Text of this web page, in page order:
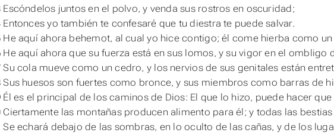
Escóndelos juntos en el polvo,y venda sus rostros en oscuridad;
Entonces yo también te confesaré que tu diestra te puede salvar.
He aquí ahora behemot, al cual yo hice contigo; él come hierba como un
He aquí ahora que su fuerza está en sus lomos, y su vigor en el ombligo
Su cola mueve como un cedro, y los nervios de sus genitales están
Sus huesos son fuertes como bronce, y sus miembros como barras de
Él es el principal de los caminos de Dios: El que lo hizo, puede hacer
Ciertamente las montañas producen alimento para él; y todas las
Se echará debajo de las sombras, en lo oculto de las cañas, y de los